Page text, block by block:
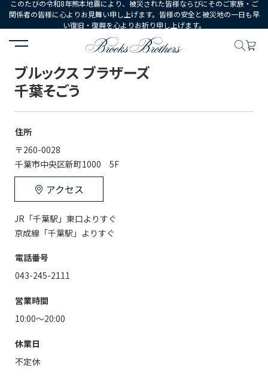
このたびの令和8年熊本地震により、被災された皆様ならびにそのご家族・ご
関係者の皆様に心よりお見舞い申し上げます。皆様の安全と被災地の一日も早
い復旧・復興を心よりお祈り申し上げます。
HOME ブルックス ブラザーズ 千葉そごう
ブルックス ブラザーズ
千葉そごう
住所
〒260-0028
千葉市中央区新町1000　5F
アクセス
JR「千葉駅」東口よりすぐ
京成線「千葉駅」よりすぐ
電話番号
043-245-2111
営業時間
10:00～20:00
休業日
不定休